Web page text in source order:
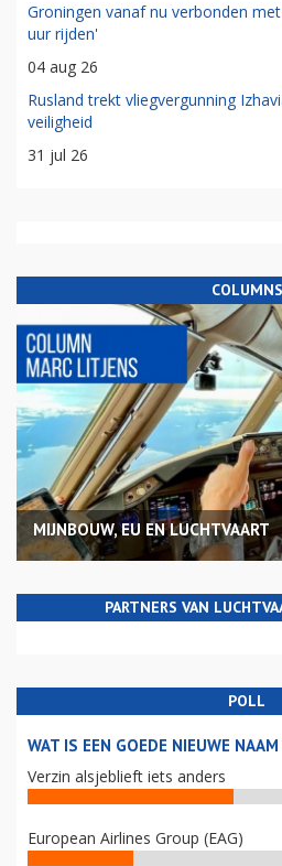
Groningen vanaf nu verbonden
uur rijden'
04 aug 26
Rusland trekt vliegvergunning
veiligheid
31 jul 26
COLUMNS
MIJNBOUW, EU EN LUCHTVAART
PARTNERS VAN
POLL
WAT IS EEN GOEDE NIEUWE
Verzin alsjeblieft iets anders
European Airlines Group (EAG)